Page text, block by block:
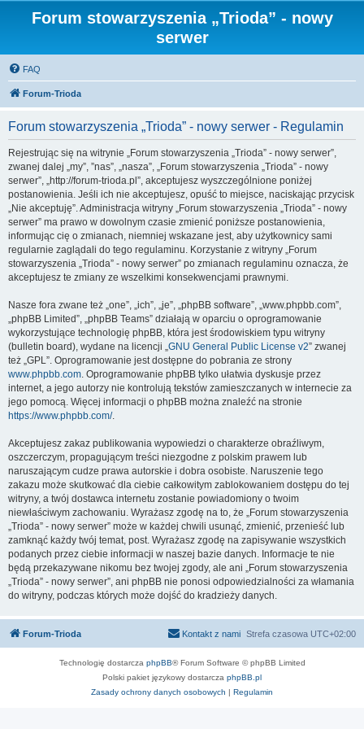
Forum stowarzyszenia „Trioda” - nowy
serwer
FAQ
Forum-Trioda
Forum stowarzyszenia „Trioda” - nowy serwer - Regulamin
Rejestrując się na witrynie „Forum stowarzyszenia „Trioda” - nowy serwer”,
zwanej dalej „my”, ”nas”, „nasza”, „Forum stowarzyszenia „Trioda” - nowy
serwer”, „http://forum-trioda.pl”, akceptujesz wyszczególnione poniżej
postanowienia. Jeśli ich nie akceptujesz, opuść to miejsce, naciskając przycisk
„Nie akceptuję”. Administracja witryny „Forum stowarzyszenia „Trioda” - nowy
serwer” ma prawo w dowolnym czasie zmienić poniższe postanowienia,
informując cię o zmianach, niemniej wskazane jest, aby użytkownicy sami
regularnie zaglądali do tego regulaminu. Korzystanie z witryny „Forum
stowarzyszenia „Trioda” - nowy serwer” po zmianach regulaminu oznacza, że
akceptujesz te zmiany ze wszelkimi konsekwencjami prawnymi.
Nasze fora zwane też „one”, „ich”, „je”, „phpBB software”, „www.phpbb.com”,
„phpBB Limited”, „phpBB Teams” działają w oparciu o oprogramowanie
wykorzystujące technologię phpBB, która jest środowiskiem typu witryny
(bulletin board), wydane na licencji „GNU General Public License v2” zwanej
też „GPL”. Oprogramowanie jest dostępne do pobrania ze strony
www.phpbb.com. Oprogramowanie phpBB tylko ułatwia dyskusje przez
internet, a jego autorzy nie kontrolują tekstów zamieszczanych w internecie za
jego pomocą. Więcej informacji o phpBB można znaleźć na stronie
https://www.phpbb.com/.
Akceptujesz zakaz publikowania wypowiedzi o charakterze obraźliwym,
oszczerczym, propagującym treści niezgodne z polskim prawem lub
naruszającym cudze prawa autorskie i dobra osobiste. Naruszenie tego
zakazu może skutkować dla ciebie całkowitym zablokowaniem dostępu do tej
witryny, a twój dostawca internetu zostanie powiadomiony o twoim
niewłaściwym zachowaniu. Wyrażasz zgodę na to, że „Forum stowarzyszenia
„Trioda” - nowy serwer” może w każdej chwili usunąć, zmienić, przenieść lub
zamknąć każdy twój temat, post. Wyrażasz zgodę na zapisywanie wszystkich
podanych przez ciebie informacji w naszej bazie danych. Informacje te nie
będą przekazywane nikomu bez twojej zgody, ale ani „Forum stowarzyszenia
„Trioda” - nowy serwer”, ani phpBB nie ponosi odpowiedzialności za włamania
do witryny, podczas których może dojść do kradzieży danych.
Forum-Trioda Strefa czasowa UTC+02:00
Kontakt z nami
Technologię dostarcza phpBB® Forum Software © phpBB Limited
Polski pakiet językowy dostarcza phpBB.pl
Zasady ochrony danych osobowych | Regulamin